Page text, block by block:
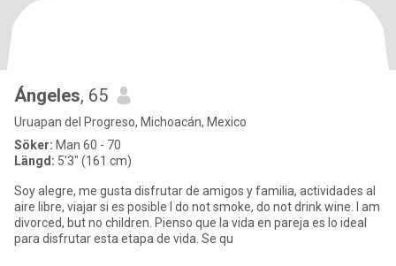
Ángeles, 65
Uruapan del Progreso, Michoacán, Mexico
Söker: Man 60 - 70
Längd: 5'3" (161 cm)
Soy alegre, me gusta disfrutar de amigos y familia, actividades al
aire libre, viajar si es posible I do not smoke, do not drink wine. I am
divorced, but no children. Pienso que la vida en pareja es lo ideal
para disfrutar esta etapa de vida. Se qu